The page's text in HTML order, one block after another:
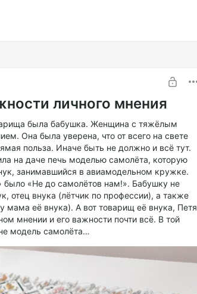
личного мнения
была бабушка. Женщина с тяжёлым
Она была уверена, что от всего на свете
польза. Иначе быть не должно и всё тут.
на даче печь моделью самолёта, которую
занимавшийся в авиамодельном кружке.
было «Не до самолётов нам!». Бабушку не
отец внука (лётчик по профессии), а также
мама её внука). А вот товарищ её внука, Петя
мнении и его важности почти всё. В той
модель самолёта…